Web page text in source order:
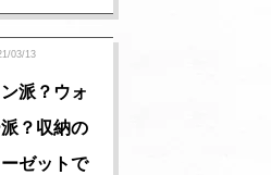
03/13
派？ウォ
？収納の
ゼットで